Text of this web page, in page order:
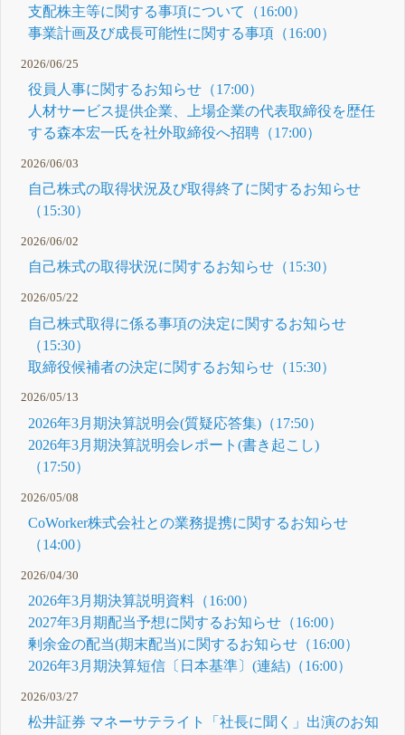
支配株主等に関する事項について（16:00）
事業計画及び成長可能性に関する事項（16:00）
2026/06/25
役員人事に関するお知らせ（17:00）
人材サービス提供企業、上場企業の代表取締役を歴任
する森本宏一氏を社外取締役へ招聘（17:00）
2026/06/03
自己株式の取得状況及び取得終了に関するお知らせ
（15:30）
2026/06/02
自己株式の取得状況に関するお知らせ（15:30）
2026/05/22
自己株式取得に係る事項の決定に関するお知らせ
（15:30）
取締役候補者の決定に関するお知らせ（15:30）
2026/05/13
2026年3月期決算説明会(質疑応答集)（17:50）
2026年3月期決算説明会レポート(書き起こし)
（17:50）
2026/05/08
CoWorker株式会社との業務提携に関するお知らせ
（14:00）
2026/04/30
2026年3月期決算説明資料（16:00）
2027年3月期配当予想に関するお知らせ（16:00）
剰余金の配当(期末配当)に関するお知らせ（16:00）
2026年3月期決算短信〔日本基準〕(連結)（16:00）
2026/03/27
松井証券 マネーサテライト「社長に聞く」出演のお知